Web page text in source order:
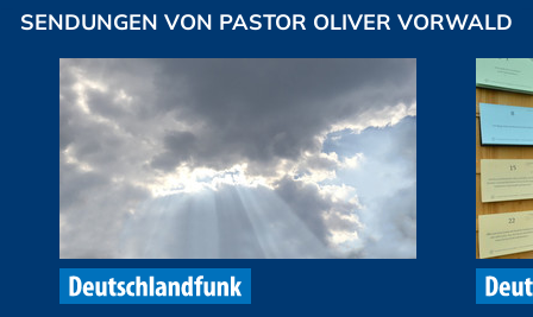
SENDUNGEN VON PASTOR OLIVER VORWALD